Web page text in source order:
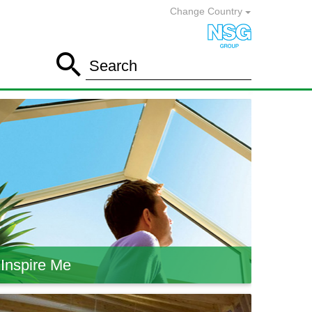
Change Country
Search

Inspire Me